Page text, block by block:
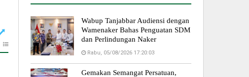
Wabup Tanjabbar Audiensi dengan
Wamenaker Bahas Penguatan SDM
dan Perlindungan Naker
Rabu, 05/08/2026 17:20:03
Gemakan Semangat Persatuan,